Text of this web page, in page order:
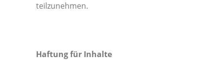
teilzunehmen.
Haftung für Inhalte